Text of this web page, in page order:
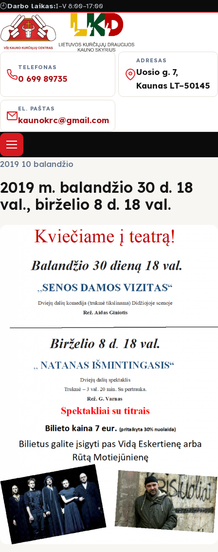
🕘Darbo laikas:I–V 8:00–17:00
TELEFONAS
0 699 89735
ADRESAS
Uosio g. 7,
Kaunas LT–50145
EL. PAŠTAS
kaunokrc@gmail.com
Atverti meniu
Naujienos
Galerija
Ataskaitos
LKD Kauno skyrius
VšĮ Kauno kurčiųjų centras
Kontaktai
Kauno raj.
Kaišiadorių raj.
Prienų raj.
LKD Kauno skyrius
2019 10 balandžio
2019 m. balandžio 30 d. 18
val., birželio 8 d. 18 val.